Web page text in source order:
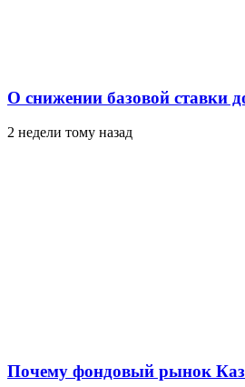
О снижении базовой ставки
2 недели тому назад
Почему фондовый рынок